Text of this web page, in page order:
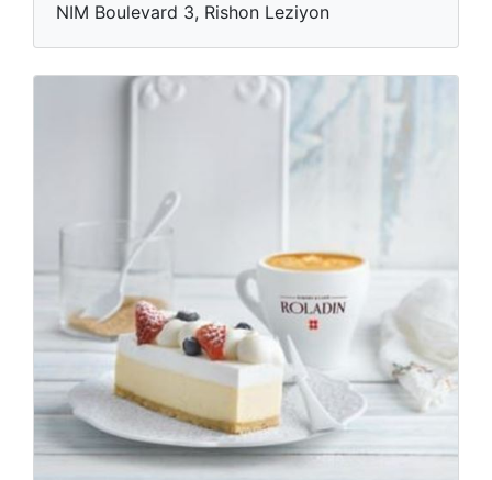
NIM Boulevard 3, Rishon Leziyon